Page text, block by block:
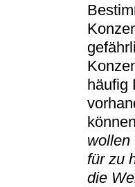
häufig
wollen
für zu
die